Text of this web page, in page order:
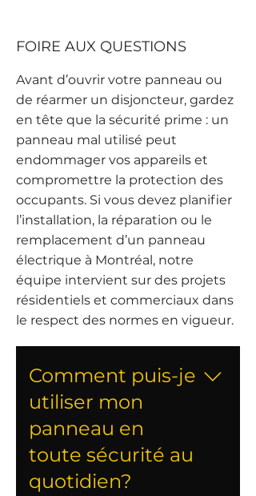
FOIRE AUX QUESTIONS
Avant d’ouvrir votre panneau ou
de réarmer un disjoncteur, gardez
en tête que la sécurité prime : un
panneau mal utilisé peut
endommager vos appareils et
compromettre la protection des
occupants. Si vous devez planifier
l’installation, la réparation ou le
remplacement d’un panneau
électrique à Montréal, notre
équipe intervient sur des projets
résidentiels et commerciaux dans
le respect des normes en vigueur.
Comment puis-je
utiliser mon
panneau en
toute sécurité au
quotidien?